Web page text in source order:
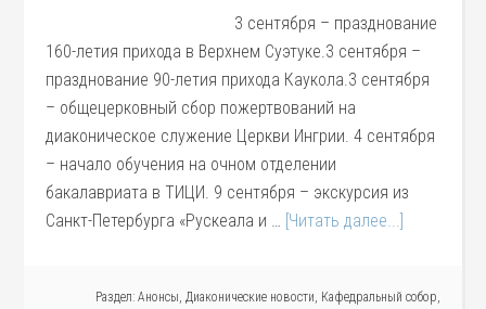
3 сентября – празднование
160-летия прихода в Верхнем Суэтуке.3 сентября –
празднование 90-летия прихода Каукола.3 сентября
– общецерковный сбор пожертвований на
диаконическое служение Церкви Ингрии. 4 сентября
– начало обучения на очном отделении
бакалавриата в ТИЦИ. 9 сентября – экскурсия из
Санкт-Петербурга «Рускеала и … [Читать далее...]
Раздел: Анонсы, Диаконические новости, Кафедральный собор,